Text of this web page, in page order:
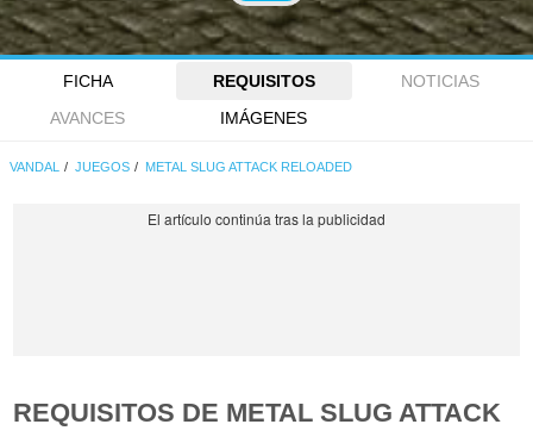
FICHA REQUISITOS
NOTICIAS
AVANCES
IMÁGENES
VANDAL JUEGOS METAL SLUG ATTACK RELOADED
REQUISITOS DE METAL SLUG ATTACK